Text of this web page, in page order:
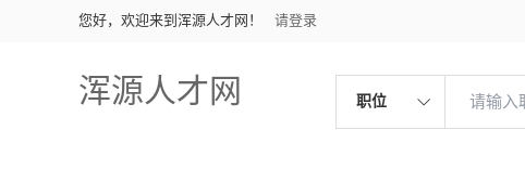
您好，欢迎来到浑源人才网！ 请登录
浑源人才网 职位